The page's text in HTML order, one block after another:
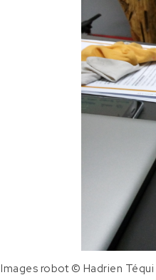
Images robot © Hadrien Téqui